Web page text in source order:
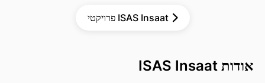
פרויקטי ISAS Insaat
אודות ISAS Insaat